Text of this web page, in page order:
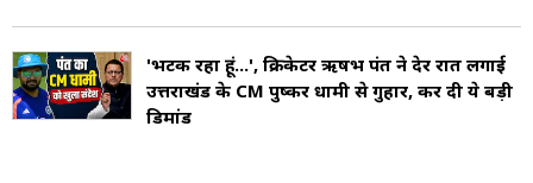
उत्तराखंड का क्षेत्रफल 53,483 वर्ग किमी है, जिसमें
43,035 किमी पर्वतीय और 7,448 किमी मैदानी क्षेत्र
हैं, 34,651 किमी भू-भाग वनों से ढका हुआ है. राज्य का
'भटक रहा हूं...', क्रिकेटर ऋषभ पंत ने देर रात लगाई
उत्तराखंड के CM पुष्कर धामी से गुहार, कर दी ये बड़ी
ड‍िमांड